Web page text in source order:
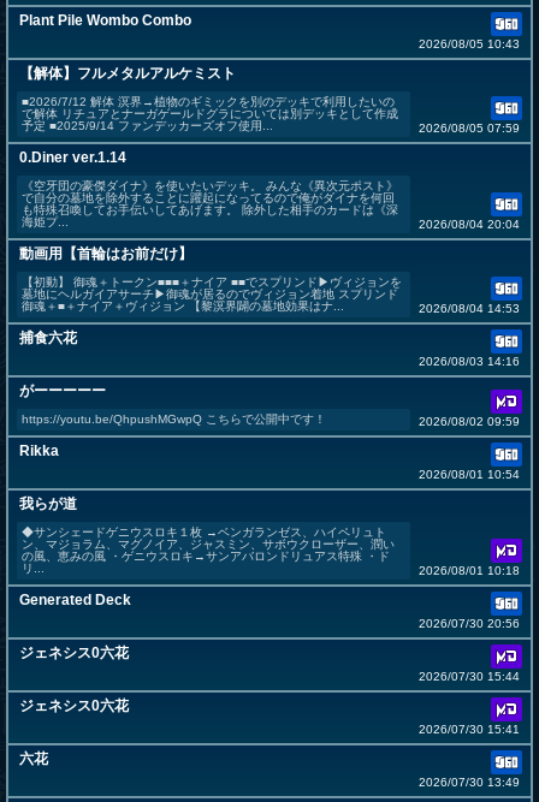
Plant Pile Wombo Combo
2026/08/05 10:43
【解体】フルメタルアルケミスト
■2026/7/12 解体 溟界→植物のギミックを別のデッキで利用したいの
で解体 リチュアとナーガゲールドグラについては別デッキとして作成
予定 ■2025/9/14 ファンデッカーズオフ使用...
2026/08/05 07:59
0.Diner ver.1.14
《空牙団の豪傑ダイナ》を使いたいデッキ。 みんな《異次元ポスト》
で自分の墓地を除外することに躍起になってるので俺がダイナを何回
も特殊召喚してお手伝いしてあげます。 除外した相手のカードは《深
海姫プ...
2026/08/04 20:04
動画用【首輪はお前だけ】
【初動】 御魂＋トークン■■■＋ナイア ■■でスプリンド▶︎ヴィジョンを
墓地にヘルガイアサーチ▶︎御魂が居るのでヴィジョン着地 スプリンド
御魂＋■＋ナイア＋ヴィジョン 【黎溟界闢の墓地効果はナ...
2026/08/04 14:53
捕食六花
2026/08/03 14:16
がーーーーー
https://youtu.be/QhpushMGwpQ こちらで公開中です！ 2026/08/02 09:59
Rikka
2026/08/01 10:54
我らが道
◆サンシェードゲニウスロキ１枚 →ベンガランゼス、ハイペリュト
ン、マジョラム、マグノイア、ジャスミン、サボウクローザー、潤い
の風、恵みの風 ・ゲニウスロキ→サンアバロンドリュアス特殊 ・ド
リ...
2026/08/01 10:18
Generated Deck
2026/07/30 20:56
ジェネシス0六花
2026/07/30 15:44
ジェネシス0六花
2026/07/30 15:41
六花
2026/07/30 13:49